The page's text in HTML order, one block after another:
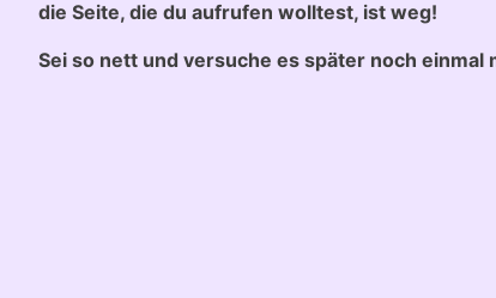
die Seite, die du aufrufen wolltest, ist weg!
Sei so nett und versuche es später noch